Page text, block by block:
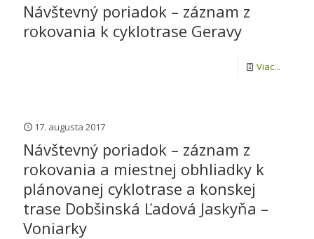
Návštevný poriadok – záznam z
rokovania k cyklotrase Geravy
Viac...
17. augusta 2017
Návštevný poriadok – záznam z
rokovania a miestnej obhliadky k
plánovanej cyklotrase a konskej
trase Dobšinská Ľadová Jaskyňa –
Voniarky